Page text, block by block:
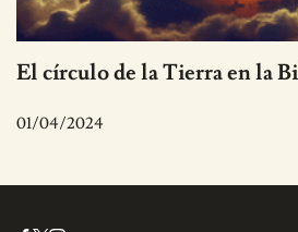
El círculo de la Tierra en la
01/04/2024